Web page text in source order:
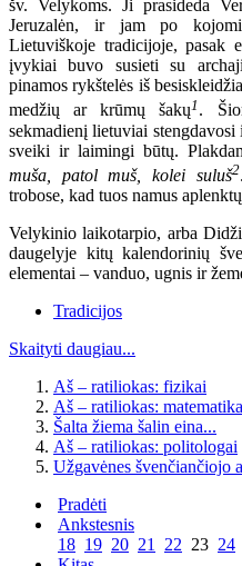
šv. Velykoms. Ji prasideda
Jeruzalėn, ir jam po
Lietuviškoje tradicijoje, pasak
įvykiai buvo susieti su
pinamos rykštelės iš
medžių ar krūmų šakų1 .
sekmadienį lietuviai
sveiki ir laimingi būtų.
muša, patol muš, kolei suluš2
trobose, kad tuos namus
Velykinio laikotarpio, arba
daugelyje kitų kalendorinių
elementai – vanduo, ugnis ir
Tradicijos
Skaityti daugiau...
Aš – ratiliokas: fizikai
Aš – ratiliokas:
Šalta žiema šalin eina...
Aš – ratiliokas: politologai
Užgavėnes švenčiančiojo
Pradėti
Ankstesnis
18 19 20 21 22 23 24